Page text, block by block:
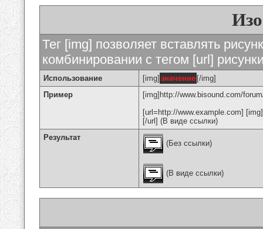
Тег [img] позволяет вставлять
комбинировании с тегом [url]
Использование [img] значение [/img]
Пример
[img]http://www.bisound.com/
[url=http://www.example.com]
[/url] (В виде ссылки)
Результат
(Без ссылки)
(В виде ссылки)